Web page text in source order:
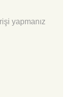
yapmanız